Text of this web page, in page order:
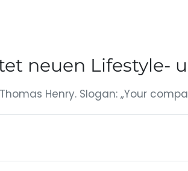
neuen Lifestyle-
Thomas Henry. Slogan: „Your